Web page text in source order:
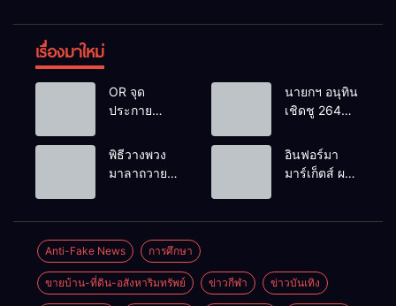
เรื่องมาใหม่
OR จุด
ประกาย
เยาวชน ผ่าน
นายกฯ อนุทิน
เชิดชู 264
บ้านยอดเยี่ยม
มอบแหนบ
เกียรติยศแห่ง
พิธีวางพวง
มาลาถวาย
2569 และ
การแข่งขัน
ฟุตบอลวันรพี
เพื่อเชื่อม
อินฟอร์มา
มาร์เก็ตส์ ผนึก
Thailand
2026 เชื่อม 4
Anti-Fake News การศึกษา
ขายบ้าน-ที่ดิน-อสังหาริมทรัพย์ ข่าวกีฬา ข่าวบันเทิง